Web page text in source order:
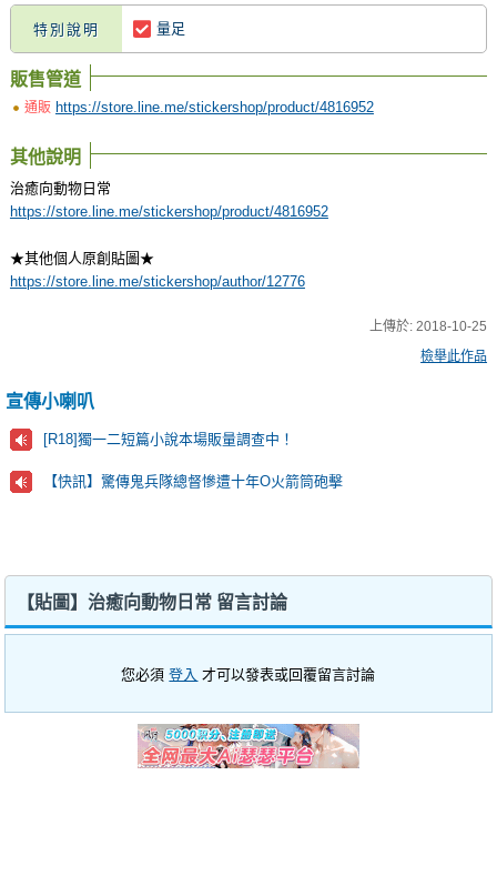
特別說明 量足
販售管道
通販 https://store.line.me/stickershop/product/4816952
其他說明
治癒向動物日常
https://store.line.me/stickershop/product/4816952
★其他個人原創貼圖★
https://store.line.me/stickershop/author/12776
上傳於:2018-10-25
檢舉此作品
宣傳小喇叭
[R18]獨一二短篇小說本場販量調查中！
【快訊】驚傳鬼兵隊總督慘遭十年O火箭筒砲擊
【貼圖】治癒向動物日常 留言討論
您必須登入 才可以發表或回覆留言討論